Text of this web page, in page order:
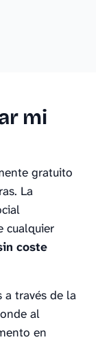
mi
gratuito
La
cualquier
coste
a través de la
al
en